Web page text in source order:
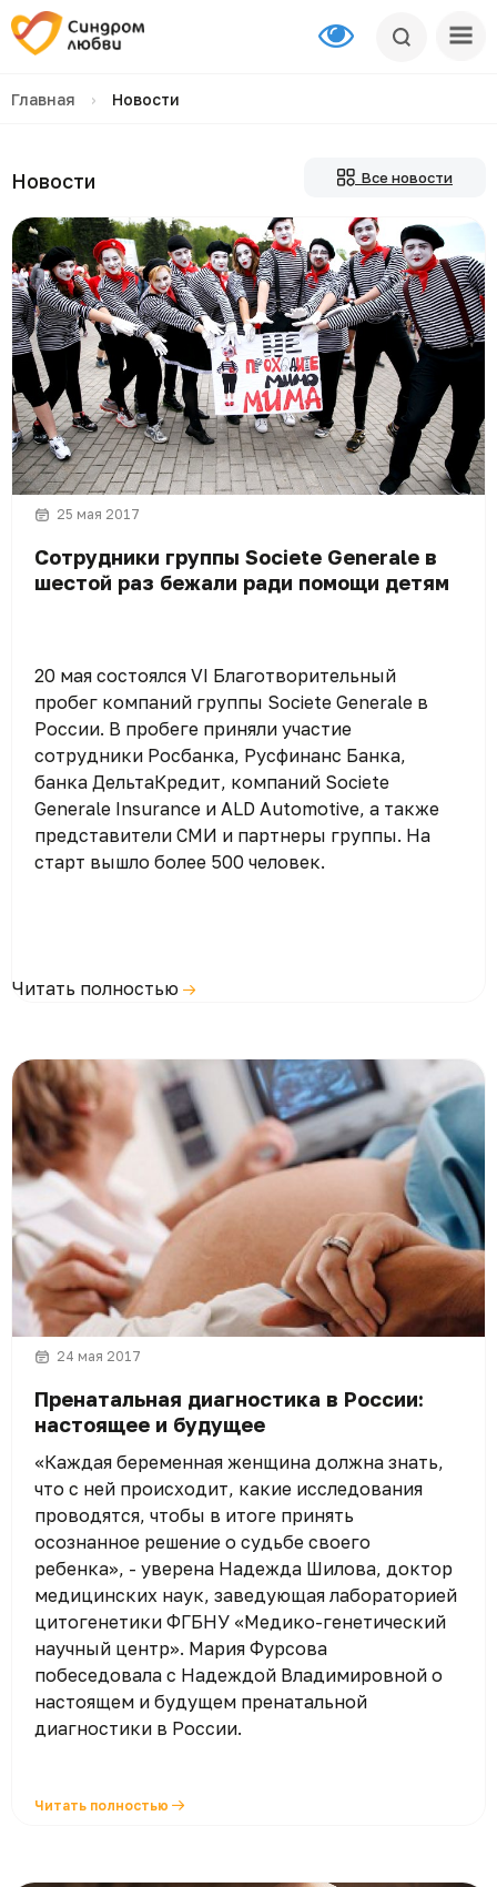
Главная › Новости
Новости Все новости
25 мая 2017
Сотрудники группы Societe Generale в
шестой раз бежали ради помощи детям
20 мая состоялся VI Благотворительный
пробег компаний группы Societe Generale в
России. В пробеге приняли участие
сотрудники Росбанка, Русфинанс Банка,
банка ДельтаКредит, компаний Societe
Generale Insurance и ALD Automotive, а также
представители СМИ и партнеры группы. На
старт вышло более 500 человек.
Читать полностью
24 мая 2017
Пренатальная диагностика в России:
настоящее и будущее
«Каждая беременная женщина должна знать,
что с ней происходит, какие исследования
проводятся, чтобы в итоге принять
осознанное решение о судьбе своего
ребенка», - уверена Надежда Шилова, доктор
медицинских наук, заведующая лабораторией
цитогенетики ФГБНУ «Медико-генетический
научный центр». Мария Фурсова
побеседовала с Надеждой Владимировной о
настоящем и будущем пренатальной
диагностики в России.
Читать полностью